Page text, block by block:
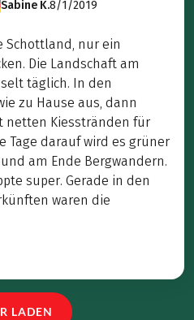
Sabine K.8/1/2019
Schottland, nur ein
Die Landschaft am
täglich. In den
zu Hause aus, dann
netten Kiesstränden für
Tage darauf wird es grüner
am Ende Bergwandern.
super. Gerade in den
waren die
LADEN